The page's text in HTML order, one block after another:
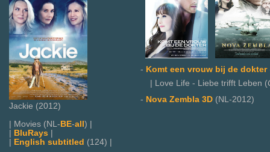
Jackie (2012)
| Movies (NL- BE-all ) |
BluRays
English subtitled (124) |
- Komt een vrouw bij de dokter
| Love Life - Liebe trifft Leben (
- Nova Zembla 3D (NL-2012)